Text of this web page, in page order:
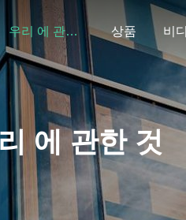
우리 에 관한 것 상품 비
에 관한 것